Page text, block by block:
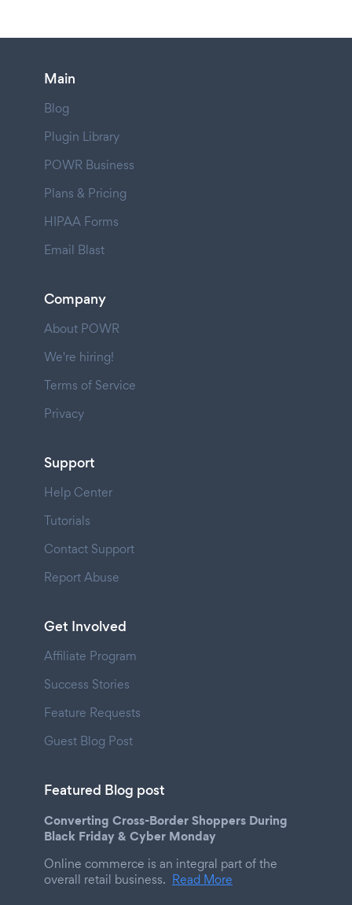
Main
Blog
Plugin Library
POWR Business
Plans & Pricing
HIPAA Forms
Email Blast
Company
About POWR
We're hiring!
Terms of Service
Privacy
Support
Help Center
Tutorials
Contact Support
Report Abuse
Get Involved
Affiliate Program
Success Stories
Feature Requests
Guest Blog Post
Featured Blog post
Converting Cross-Border Shoppers During
Black Friday & Cyber Monday
Online commerce is an integral part of the
overall retail business. Read More